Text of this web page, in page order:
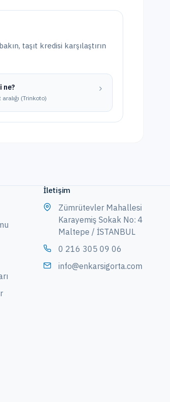
taşıt kredisi karşılaştırın
ne?
(Trinkoto)
İletişim
Zümrütevler Mahallesi
Karayemiş Sokak No: 4
Maltepe / İSTANBUL
0 216 305 09 06
info@enkarsigorta.com